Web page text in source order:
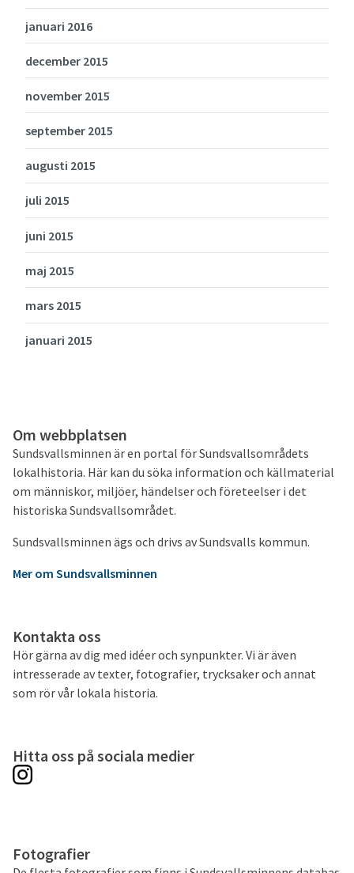
januari 2016
december 2015
november 2015
september 2015
augusti 2015
juli 2015
juni 2015
maj 2015
mars 2015
januari 2015
Om webbplatsen
Sundsvallsminnen är en portal för Sundsvallsområdets
lokalhistoria. Här kan du söka information och källmaterial
om människor, miljöer, händelser och företeelser i det
historiska Sundsvallsområdet.
Sundsvallsminnen ägs och drivs av Sundsvalls kommun.
Mer om Sundsvallsminnen
Kontakta oss
Hör gärna av dig med idéer och synpunkter. Vi är även
intresserade av texter, fotografier, trycksaker och annat
som rör vår lokala historia.
Hitta oss på sociala medier
Fotografier